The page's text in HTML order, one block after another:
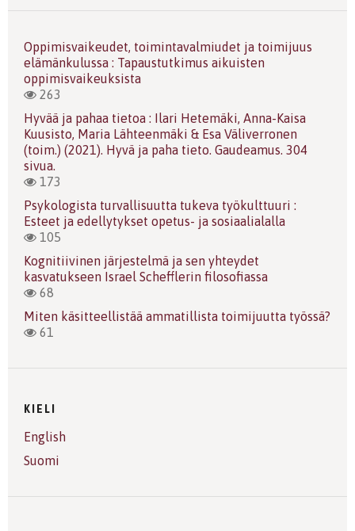
Oppimisvaikeudet, toimintavalmiudet ja toimijuus
elämänkulussa : Tapaustutkimus aikuisten
oppimisvaikeuksista
263
Hyvää ja pahaa tietoa : Ilari Hetemäki, Anna-Kaisa
Kuusisto, Maria Lähteenmäki & Esa Väliverronen
(toim.) (2021). Hyvä ja paha tieto. Gaudeamus. 304
sivua.
173
Psykologista turvallisuutta tukeva työkulttuuri :
Esteet ja edellytykset opetus- ja sosiaalialalla
105
Kognitiivinen järjestelmä ja sen yhteydet
kasvatukseen Israel Schefflerin filosofiassa
68
Miten käsitteellistää ammatillista toimijuutta työssä?
61
KIELI
English
Suomi